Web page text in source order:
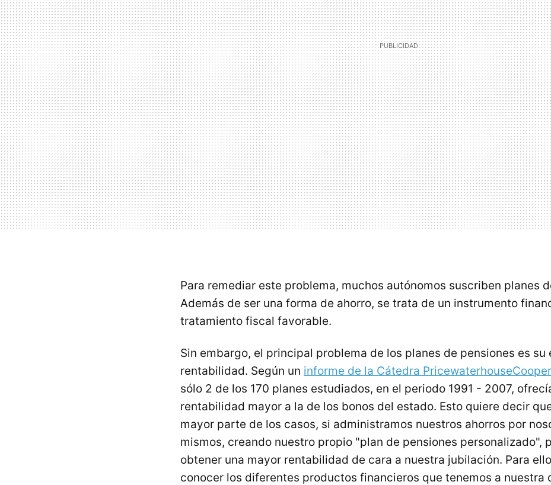
Para remediar este problema, muchos autónomos suscriben planes
Además de ser una forma de ahorro, se trata de un instrumento
tratamiento fiscal favorable.
Sin embargo, el principal problema de los planes de pensiones es su
rentabilidad. Según un informe de la Cátedra
sólo 2 de los 170 planes estudiados, en el periodo 1991 - 2007,
rentabilidad mayor a la de los bonos del estado. Esto quiere decir
mayor parte de los casos, si administramos nuestros ahorros por
mismos, creando nuestro propio "plan de pensiones personalizado",
obtener una mayor rentabilidad de cara a nuestra jubilación. Para
conocer los diferentes productos financieros que tenemos a nuestra